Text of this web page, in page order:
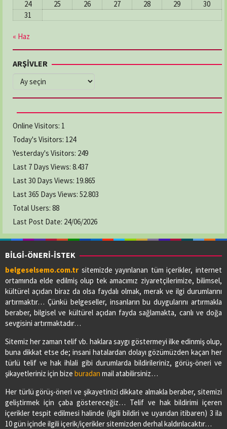
24
25 26 27 28 29
30
31
« Haz
ARŞİVLER
ARŞİVLER
Online Visitors: 1
Today's Visitors: 124
Yesterday's Visitors: 249
Last 7 Days Views: 8.437
Last 30 Days Views: 19.865
Last 365 Days Views: 52.803
Total Users: 88
Last Post Date: 24/06/2026
BİLGİ-ÖNERİ-İSTEK
belgeselsemo.com.tr sitemizde yayınlanan tüm içerikler, internet
ortamında elde edilmiş olup tek amacımız ziyaretçilerimize, bilimsel,
kültürel açıdan biraz da olsa faydalı olmak, merak ve ilgi durumlarını
artırmaktır… Çünkü belgeseller, insanların bu duygularını artırmakla
beraber, bilgisel ve kültürel açıdan fayda sağlamakta, canlı ve doğa
sevgisini artırmaktadır…
Sitemiz her zaman telif vb. haklara saygı göstermeyi ilke edinmiş olup,
buna dikkat etse de; insani hatalardan dolayı gözümüzden kaçan her
türlü telif ve hak ihlali gibi durumlarda bildirileriniz, görüş-öneri ve
şikayetleriniz için bize buradan mail atabilirsiniz…
Her türlü görüş-öneri ve şikayetinizi dikkate almakla beraber, sitemizi
geliştirmek için çaba göstereceğiz… Telif ve hak bildirimi içeren
içerikler tespit edilmesi halinde (ilgili bildiri ve uyarıdan itibaren) 3 ila
10 gün içinde ilgili içerik/içerikler sitemizden derhal kaldırılacaktır…